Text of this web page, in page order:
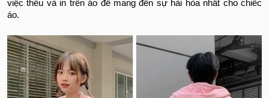
việc thêu và in trên áo để mang đến sự hài hòa nhất cho chiếc
áo.